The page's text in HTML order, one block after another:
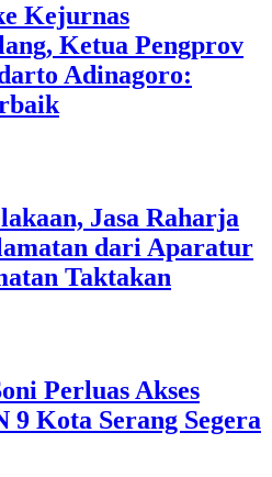
Kejurnas
Ketua Pengprov
Adinagoro:
Jasa Raharja
dari Aparatur
Taktakan
Perluas Akses
Kota Serang Segera